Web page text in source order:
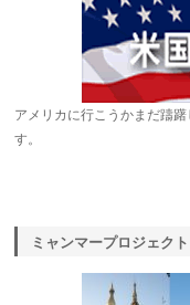
アメリカに行こうかまだ躊
す。
ミャンマープロジェクト